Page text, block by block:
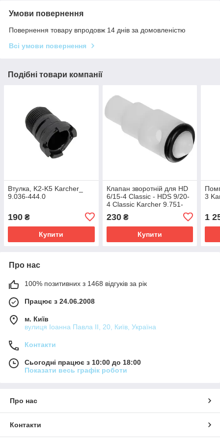
Умови повернення
Повернення товару впродовж 14 днів за домовленістю
Всі умови повернення
Подібні товари компанії
Втулка, K2-K5 Karcher_
9.036-444.0
190 ₴
Купити
Клапан зворотній для HD
6/15-4 Classic - HDS 9/20-
4 Classic Karcher 9.751-
230₴
Купити
3
1
Про нас
100% позитивних з 1468 відгуків за рік
Працює з 24.06.2008
м. Київ
вулиця Іоанна Павла ІІ, 20, Київ, Україна
Контакти
Сьогодні працює з 10:00 до 18:00
Показати весь графік роботи
Про нас
Контакти